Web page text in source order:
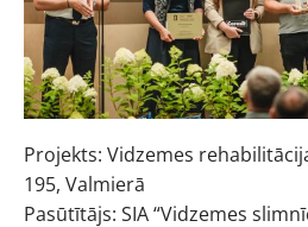
Projekts: Vidzemes
195, Valmierā
Pasūtītājs: SIA “Vidzemes